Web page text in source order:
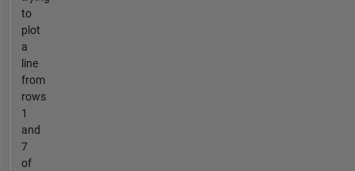
to
plot
a
line
from
rows
1
and
7
of